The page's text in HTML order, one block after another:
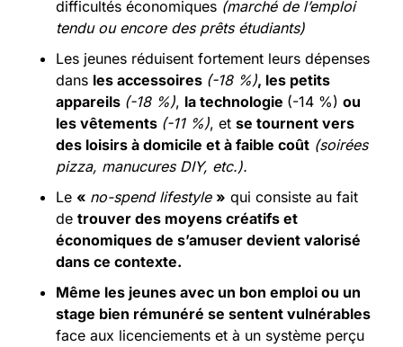
difficultés économiques (marché de l’emploi
tendu ou encore des prêts étudiants)
Les jeunes réduisent fortement leurs dépenses
dans les accessoires (-18 %), les petits
appareils (-18 %), la technologie (-14 %) ou
les vêtements (-11 %), et se tournent vers
des loisirs à domicile et à faible coût (soirées
pizza, manucures DIY, etc.).
Le « no-spend lifestyle » qui consiste au fait
de trouver des moyens créatifs et
économiques de s’amuser devient valorisé
dans ce contexte.
Même les jeunes avec un bon emploi ou un
stage bien rémunéré se sentent vulnérables
face aux licenciements et à un système perçu